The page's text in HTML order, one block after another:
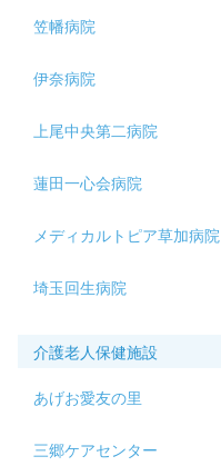
笠幡病院
伊奈病院
上尾中央第二病院
蓮田一心会病院
メディカルトピア草加病院
埼玉回生病院
介護老人保健施設
あげお愛友の里
三郷ケアセンター